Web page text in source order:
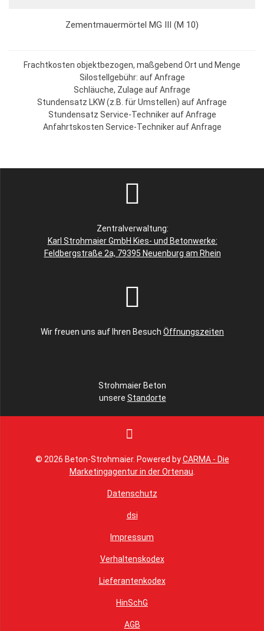
Zementmauermörtel MG III (M 10)
Frachtkosten objektbezogen, maßgebend Ort und Menge
Silostellgebühr: auf Anfrage
Schläuche, Zulage auf Anfrage
Stundensatz LKW (z.B. für Umstellen) auf Anfrage
Stundensatz Service-Techniker auf Anfrage
Anfahrtskosten Service-Techniker auf Anfrage
Zentralverwaltung:
Karl Strohmaier GmbH Kies- und Betonwerke:
Feldbergstraße 2a, 79395 Neuenburg am Rhein
Wir freuen uns auf Ihren Besuch Öffnungszeiten
Strohmaier Beton
unsere Standorte
© 2026 Beton-Strohmaier. Powered byCARMA - Die
Marketingagentur in der Ortenau
Datenschutz
dsi
Impressum
Verhaltenskodex
Lieferantenkodex
HinSchG
AGB